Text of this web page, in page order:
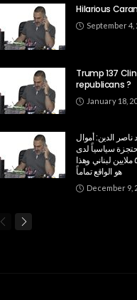
Hilarious
September 4,
Trump 137
republicans ?
January 18,
ناصر الدين: أموال
سياسياً لدى
المصارف… طبعاً و بحسب ٥ ملايين لبناني وهذا
هو الواقع تماماً
December 9,